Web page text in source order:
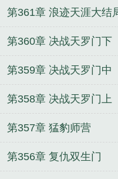
《天诛劫》是白面豆腐
第361章 浪迹天涯大结
第360章 决战天罗门下
第359章 决战天罗门中
第358章 决战天罗门上
第357章 猛豹师营
第356章 复仇双生门